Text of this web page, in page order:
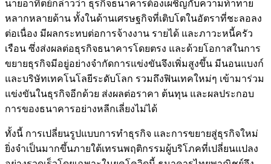
นายอาทิตย์กล่าวว่า ธุรกิจธนาคารต้องเผชิญกับความท้าทาย
หลากหลายด้าน ทั้งในด้านเศรษฐกิจที่เติบโตในอัตราที่ชะลอลง
ต่อเนื่อง มีผลกระทบต่อการจ้างงาน รายได้ และภาวะหนี้ครัว
เรือน ซึ่งส่งผลต่อธุรกิจธนาคารโดยตรง และด้วยโอกาสในการ
ขยายธุรกิจมีอยู่อย่างจำกัดการแข่งขันจึงเพิ่มสูงขึ้น มีนอนแบงก์
และบริษัทเทคโนโลยีระดับโลก รวมถึงฟินเทคใหม่ๆ เข้ามาร่วม
แข่งขันในธุรกิจอีกด้วย ส่งผลต่อราคา ต้นทุน และผลประกอบ
การของธนาคารอย่างหลีกเลี่ยงไม่ได้
ทั้งนี้ การเปลี่ยนรูปแบบการทำธุรกิจ และการขยายสู่ธุรกิจใหม่
ยิ่งจำเป็นมากขึ้นภายใต้เทรนพฤติกรรมผู้บริโภคที่เปลี่ยนแปลง